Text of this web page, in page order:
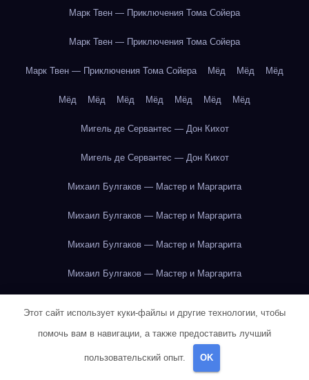
Марк Твен — Приключения Тома Сойера
Марк Твен — Приключения Тома Сойера
Марк Твен — Приключения Тома Сойера Мёд Мёд Мёд
Мёд Мёд Мёд Мёд Мёд Мёд Мёд
Мигель де Сервантес — Дон Кихот
Мигель де Сервантес — Дон Кихот
Михаил Булгаков — Мастер и Маргарита
Михаил Булгаков — Мастер и Маргарита
Михаил Булгаков — Мастер и Маргарита
Михаил Булгаков — Мастер и Маргарита
Михаил Булгаков — Мастер и Маргарита
Михаил Булгаков — Мастер и Маргарита
Этот сайт использует куки-файлы и другие технологии, чтобы
помочь вам в навигации, а также предоставить лучший
пользовательский опыт. OK